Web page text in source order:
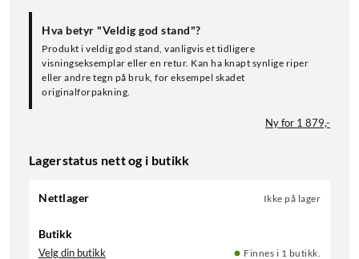
Hva betyr "Veldig god stand"?
Produkt i veldig god stand, vanligvis et tidligere
visningseksemplar eller en retur. Kan ha knapt synlige riper
eller andre tegn på bruk, for eksempel skadet
originalforpakning.
Ny for 1 879,-
Lagerstatus nett og i butikk
Nettlager Ikke på lager
Butikk
Velg din butikk Finnes i 1 butikk.